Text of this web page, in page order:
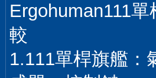
Ergohuman111
較
1.111單桿旗艦：